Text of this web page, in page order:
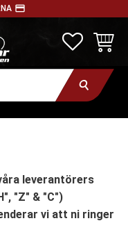
payment
leverantörers
"Z" & "C")
vi att ni ringer